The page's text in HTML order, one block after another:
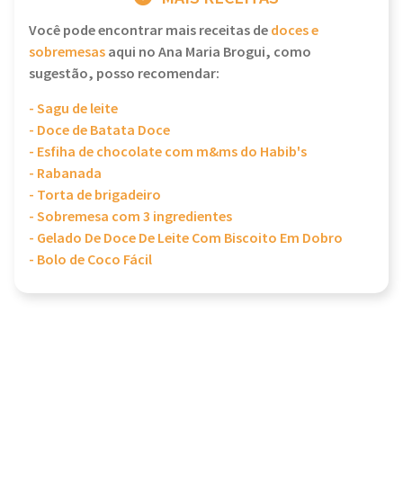
Você pode encontrar mais receitas dedoces e
sobremesasaqui no Ana Maria Brogui, como
sugestão, posso recomendar:
- Sagu de leite
- Doce de Batata Doce
- Esfiha de chocolate com m&ms do Habib's
- Rabanada
- Torta de brigadeiro
- Sobremesa com 3 ingredientes
- Gelado De Doce De Leite Com Biscoito Em Dobro
- Bolo de Coco Fácil